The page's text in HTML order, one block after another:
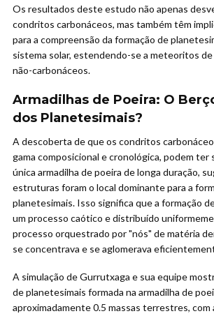
Os resultados deste estudo não apenas
condritos carbonáceos, mas também têm
para a compreensão da formação de
sistema solar, estendendo-se a meteoritos
não-carbonáceos.
Armadilhas de Poeira: O
dos Planetesimais?
A descoberta de que os condritos
gama composicional e cronológica, podem ter
única armadilha de poeira de longa duração,
estruturas foram o local dominante para a
planetesimais. Isso significa que a formação
um processo caótico e distribuído
processo orquestrado por "nós" de matéria
se concentrava e se aglomerava
A simulação de Gurrutxaga e sua equipe
de planetesimais formada na armadilha de
aproximadamente 0.5 massas terrestres, com